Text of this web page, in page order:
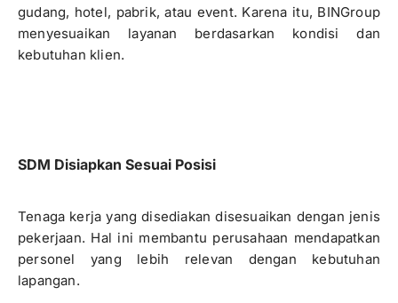
gudang, hotel, pabrik, atau event. Karena itu, BINGroup
menyesuaikan layanan berdasarkan kondisi dan
kebutuhan klien.
SDM Disiapkan Sesuai Posisi
Tenaga kerja yang disediakan disesuaikan dengan jenis
pekerjaan. Hal ini membantu perusahaan mendapatkan
personel yang lebih relevan dengan kebutuhan
lapangan.